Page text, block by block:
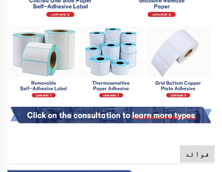
فوائد